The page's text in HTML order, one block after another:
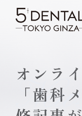
オンラ
「歯科